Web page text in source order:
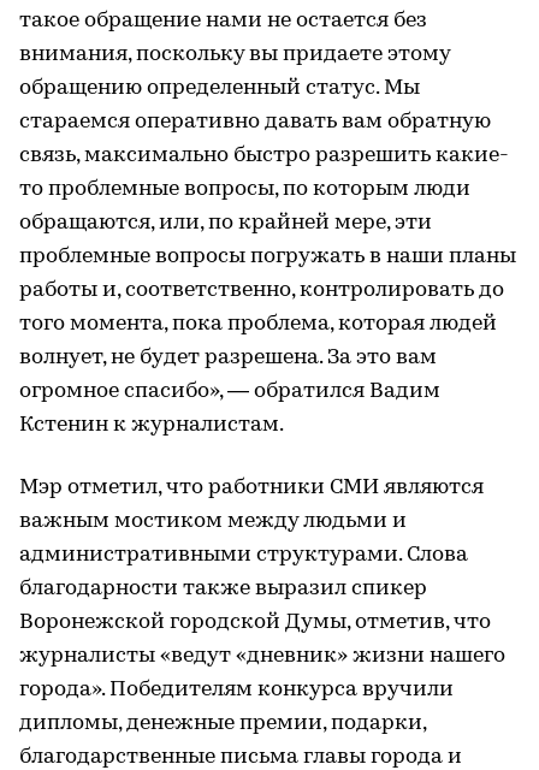
такое обращение нами не остается без
внимания, поскольку вы придаете этому
обращению определенный статус. Мы
стараемся оперативно давать вам обратную
связь, максимально быстро разрешить какие-
то проблемные вопросы, по которым люди
обращаются, или, по крайней мере, эти
проблемные вопросы погружать в наши планы
работы и, соответственно, контролировать до
того момента, пока проблема, которая людей
волнует, не будет разрешена. За это вам
огромное спасибо», — обратился Вадим
Кстенин к журналистам.
Мэр отметил, что работники СМИ являются
важным мостиком между людьми и
административными структурами. Слова
благодарности также выразил спикер
Воронежской городской Думы, отметив, что
журналисты «ведут «дневник» жизни нашего
города». Победителям конкурса вручили
дипломы, денежные премии, подарки,
благодарственные письма главы города и